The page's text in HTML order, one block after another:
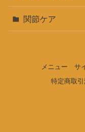
関節ケア
メニュー サ
特定商取